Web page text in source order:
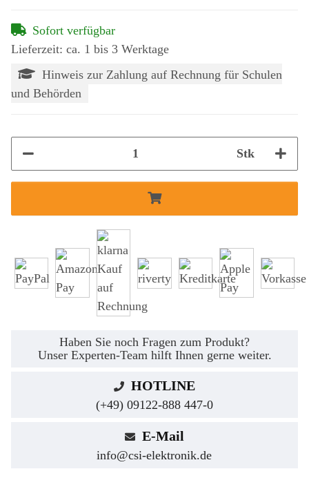
Sofort verfügbar
Lieferzeit: ca. 1 bis 3 Werktage
Hinweis zur Zahlung auf Rechnung für Schulen
und Behörden
Stk
Haben Sie noch Fragen zum Produkt?
Unser Experten-Team hilft Ihnen gerne weiter.
HOTLINE
(+49) 09122-888 447-0
E-Mail
info@csi-elektronik.de